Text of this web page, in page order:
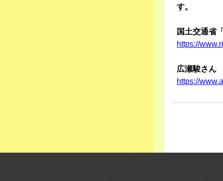
す。
国土交通省
https://
広瀬駿さん
https://